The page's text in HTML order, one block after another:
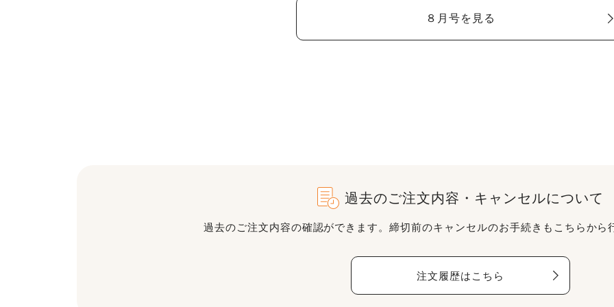
８月号を見る
過去のご注文内容・キャンセルについて
過去のご注文内容の確認ができます。締切前のキャンセルのお手続きもこちらから
注文履歴はこちら